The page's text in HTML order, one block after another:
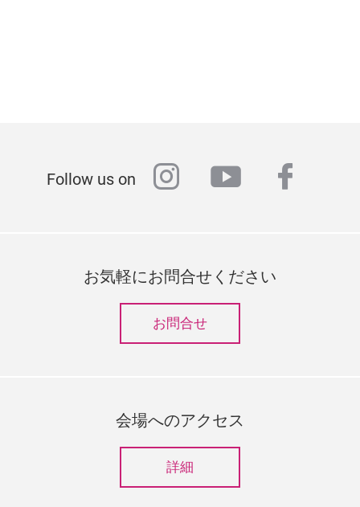
Follow us on instagram
youtube
お気軽にお問合せください
お問合せ
会場へのアクセス
詳細